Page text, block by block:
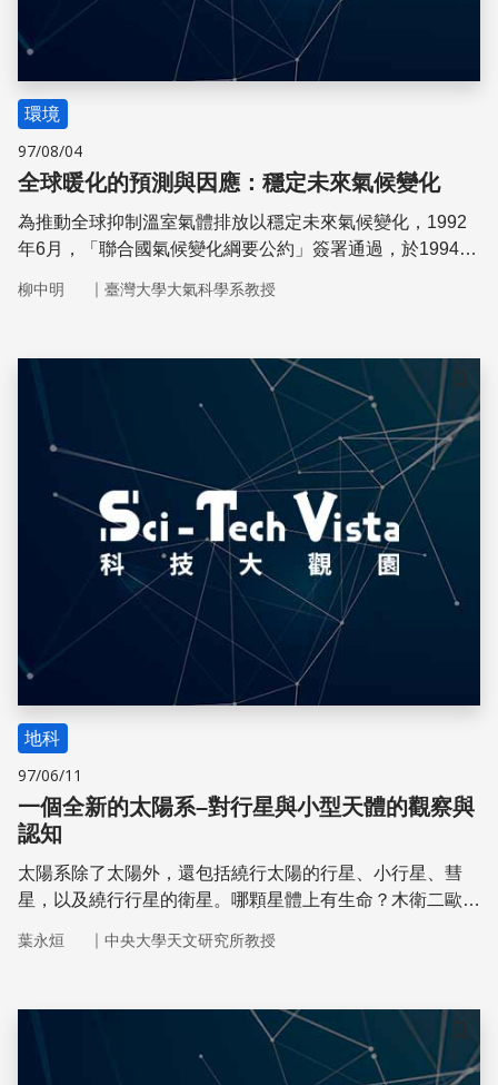
環境
97/08/04
全球暖化的預測與因應：穩定未來氣候變化
為推動全球抑制溫室氣體排放以穩定未來氣候變化，1992
年6月，「聯合國氣候變化綱要公約」簽署通過，於1994年
柳中明 ｜ 臺灣大學大氣科學系教授
儲存
地科
97/06/11
一個全新的太陽系–對行星與小型天體的觀察與
認知
太陽系除了太陽外，還包括繞行太陽的行星、小行星、彗
星，以及繞行行星的衛星。哪顆星體上有生命？木衛二歐羅
葉永烜 ｜ 中央大學天文研究所教授
儲存